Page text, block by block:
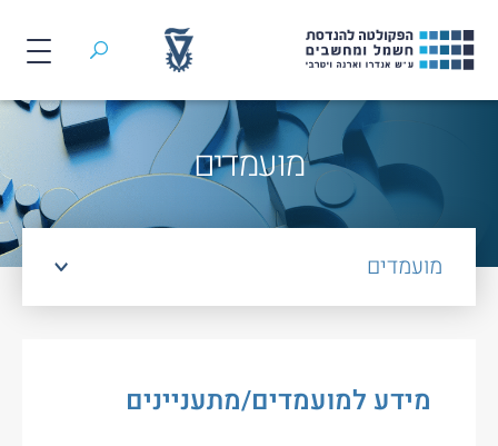
חיפוש
מועמדים
מועמדים
מידע למועמדים/מתעניינים